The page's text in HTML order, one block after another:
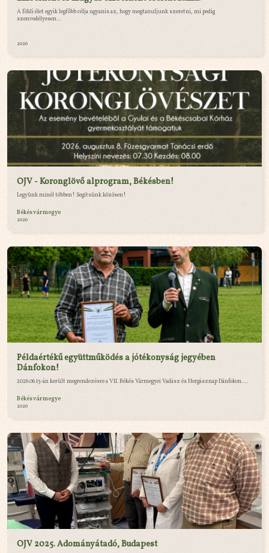
A földi élet egyik legfőbb célja ugyanis az, hogy megtanuljunk szeretni, mi pedig
szenvedélyesen...
2026
OJV - Koronglövő alprogram, Békésben!
Legyünk minél többen! Segítsünk közösen!
Békés vármegye
2026
Példaértékű együttműködés a jótékonyság jegyében
Dánfokon!
2026.06.13-án került megrendezésre a VII. Békés Vármegyei Vadász és Horgásznap Dánfokon....
Békés vármegye
2026
OJV 2025. Adományátadó, Budapest